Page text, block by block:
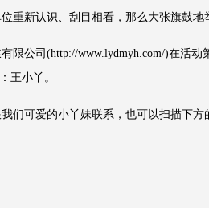
重新认识、刮目相看，那么大张旗鼓
公司(http://www.lydmyh.com/)在活动
王小丫。
可爱的小丫妹联系，也可以扫描下方